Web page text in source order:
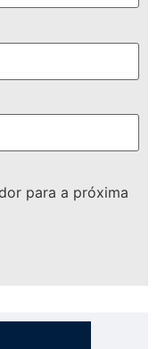
para a próxima